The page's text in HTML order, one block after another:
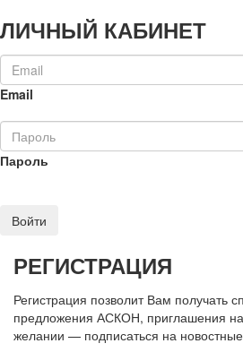
ЛИЧНЫЙ КАБИНЕТ
Email
Пароль
Войти
РЕГИСТРАЦИЯ
Регистрация позволит Вам получать
предложения АСКОН, приглашения
желании — подписаться на